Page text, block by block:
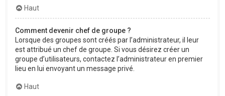
Haut
Comment devenir chef de groupe ?
Lorsque des groupes sont créés par l’administrateur, il leur
est attribué un chef de groupe. Si vous désirez créer un
groupe d’utilisateurs, contactez l’administrateur en premier
lieu en lui envoyant un message privé.
Haut